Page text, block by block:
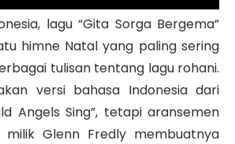
lagu “Gita Sorga Bergema”
himne Natal yang paling sering
tulisan tentang lagu rohani.
versi bahasa Indonesia dari
Angels Sing”, tetapi aransemen
Glenn Fredly membuatnya